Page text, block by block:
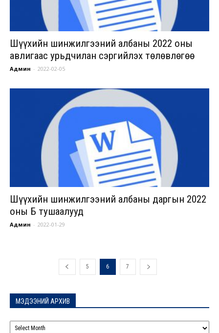
Шүүхийн шинжилгээний албаны 2022 оны
авлигаас урьдчилан сэргийлэх төлөвлөгөө
Админ - 2022-02-05
Шүүхийн шинжилгээний албаны даргын 2022
оны Б тушаалууд
Админ - 2022-01-29
5 6 7
МЭДЭЭНИЙ АРХИВ
АРХИВ